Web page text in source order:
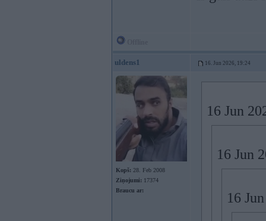
uldens1 16. Jun 2026, 19:24
Kopš: 28. Feb 2008
Ziņojumi: 17374
Braucu ar:
16 Jun
16 Jun
16